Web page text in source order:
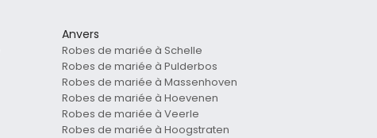
Anvers
Robes de mariée à Schelle
Robes de mariée à Pulderbos
Robes de mariée à Massenhoven
Robes de mariée à Hoevenen
Robes de mariée à Veerle
Robes de mariée à Hoogstraten